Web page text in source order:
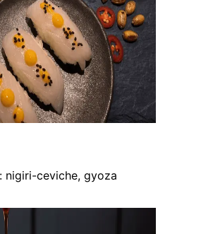
nigiri-ceviche, gyoza